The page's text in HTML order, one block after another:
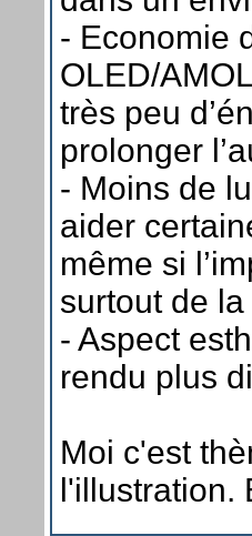
- Economie
OLED/
très peu
prolonger
- Moins de
aider
même si
surtout de
- Aspect
rendu plus
Moi c'est
l'illustration.